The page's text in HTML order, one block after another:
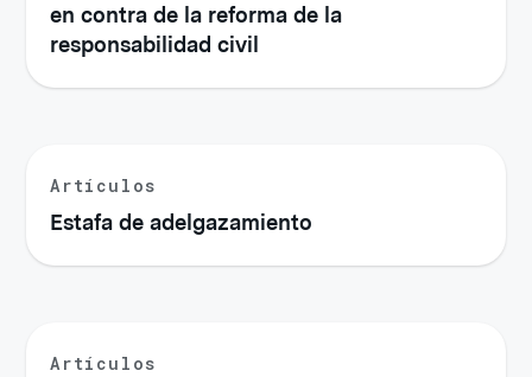
en contra de la reforma de la
responsabilidad civil
Artículos
Estafa de adelgazamiento
Artículos